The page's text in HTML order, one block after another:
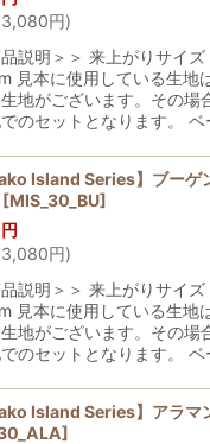
3,080円)
品説明＞＞ 来上がりサイ
見本に使用している生地
地がございます。その場
のセットとなります。
Island Series】ブー
[MIS_30_BU]
円
3,080円)
品説明＞＞ 来上がりサイ
見本に使用している生地
地がございます。その場
のセットとなります。
Island Series】アラ
]